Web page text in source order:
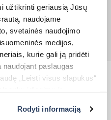
užtikrinti geriausią Jūsų
naudojame
svetainės naudojimo
medijos,
kurie gali ją pridėti
paslaugas
„Leisti visus slapukus“
informaciją“ šioje juostoje.
Rodyti informaciją
1996-2026
Privatumo politika
kokybiniai rodikliai